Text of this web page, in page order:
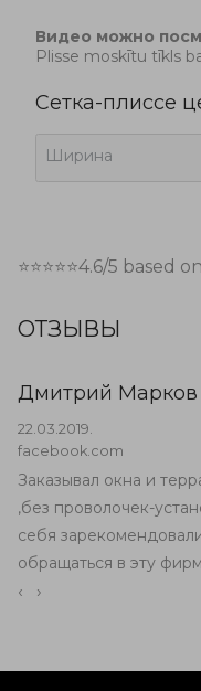
Видео можно
Plisse moskītu tīkls
Сетка-плиссе
Ширина
⭐⭐⭐⭐⭐4.6/5 based on
ОТЗЫВЫ
Дмитрий Марков
22.03.2019.
facebook.com
Заказывал окна и
,без проволочек-
себя
обращаться в эту
‹ ›